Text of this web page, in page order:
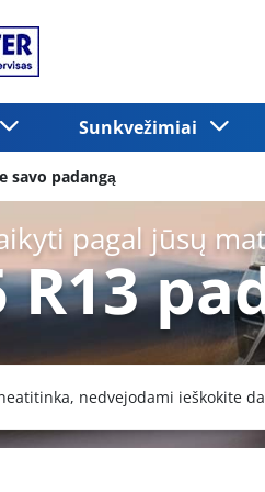
Sunkvežimiai
savo padangą
pagal jūsų
R13
nedvejodami ieškokite